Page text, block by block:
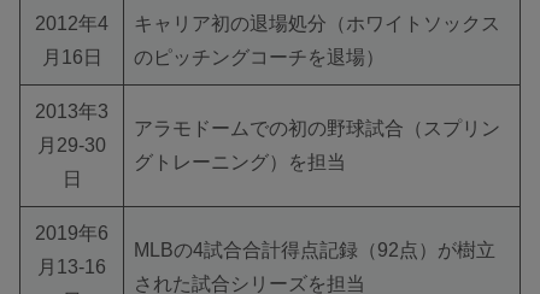
2012年4
月16日
キャリア初の退場処分（ホワイトソックス
のピッチングコーチを退場）
2013年3
月29-30
日
アラモドームでの初の野球試合（スプリン
グトレーニング）を担当
2019年6
月13-16
MLBの4試合合計得点記録（92点）が樹立
された試合シリーズを担当